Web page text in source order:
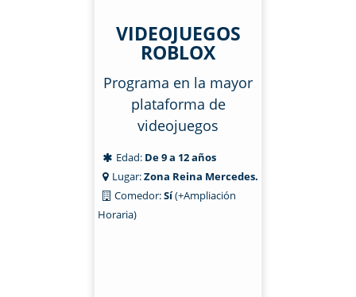
VIDEOJUEGOS
ROBLOX
Programa en la mayor
plataforma de
videojuegos
Edad: De 9 a 12 años
Lugar:Zona Reina Mercedes.
Comedor:Sí(+Ampliación
Horaria)